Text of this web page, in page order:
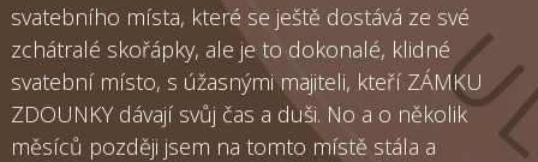
svatebního místa, které se ještě dostává ze své
zchátralé skořápky, ale je to dokonalé, klidné
svatební místo, s úžasnými majiteli, kteří ZÁMKU
ZDOUNKY dávají svůj čas a duši. No a o několik
měsíců později jsem na tomto místě stála a